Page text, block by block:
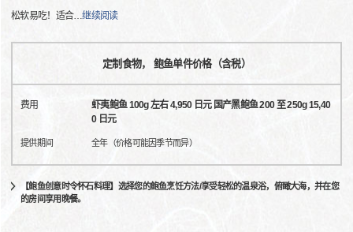
松软易吃！适合…继续阅读
定制食物， 鲍鱼单件价格（含税）
费用
虾夷鲍鱼 100g 左右 4,950 日元 国产黑鲍鱼 200 至 250g 15,40
0 日元
提供期间 全年（价格可能因季节而异）
【鲍鱼创意时令怀石料理】选择您的鲍鱼烹饪方法/享受轻松的温泉浴，俯瞰大海，并在您
的房间享用晚餐。